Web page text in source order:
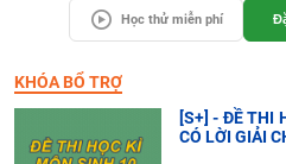
Học thử miễn phí
KHÓA BỔ TRỢ
[S+] - ĐỀ THI
CÓ LỜI GIẢI